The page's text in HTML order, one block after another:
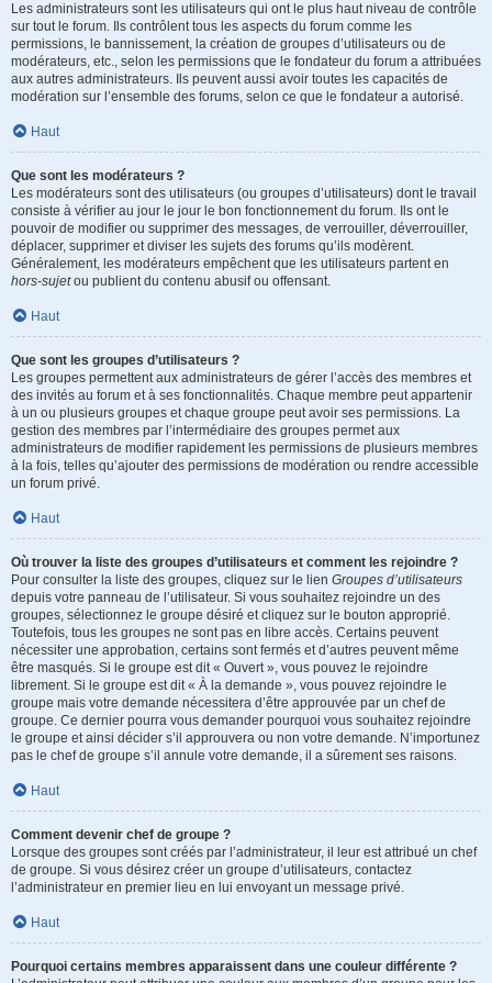
Les administrateurs sont les utilisateurs qui ont le plus haut niveau de contrôle
sur tout le forum. Ils contrôlent tous les aspects du forum comme les
permissions, le bannissement, la création de groupes d’utilisateurs ou de
modérateurs, etc., selon les permissions que le fondateur du forum a attribuées
aux autres administrateurs. Ils peuvent aussi avoir toutes les capacités de
modération sur l’ensemble des forums, selon ce que le fondateur a autorisé.
Haut
Que sont les modérateurs ?
Les modérateurs sont des utilisateurs (ou groupes d’utilisateurs) dont le travail
consiste à vérifier au jour le jour le bon fonctionnement du forum. Ils ont le
pouvoir de modifier ou supprimer des messages, de verrouiller, déverrouiller,
déplacer, supprimer et diviser les sujets des forums qu’ils modèrent.
Généralement, les modérateurs empêchent que les utilisateurs partent en
hors-sujetou publient du contenu abusif ou offensant.
Haut
Que sont les groupes d’utilisateurs ?
Les groupes permettent aux administrateurs de gérer l’accès des membres et
des invités au forum et à ses fonctionnalités. Chaque membre peut appartenir
à un ou plusieurs groupes et chaque groupe peut avoir ses permissions. La
gestion des membres par l’intermédiaire des groupes permet aux
administrateurs de modifier rapidement les permissions de plusieurs membres
à la fois, telles qu’ajouter des permissions de modération ou rendre accessible
un forum privé.
Haut
Où trouver la liste des groupes d’utilisateurs et comment les rejoindre ?
Pour consulter la liste des groupes, cliquez sur le lien Groupes d’utilisateurs
depuis votre panneau de l’utilisateur. Si vous souhaitez rejoindre un des
groupes, sélectionnez le groupe désiré et cliquez sur le bouton approprié.
Toutefois, tous les groupes ne sont pas en libre accès. Certains peuvent
nécessiter une approbation, certains sont fermés et d’autres peuvent même
être masqués. Si le groupe est dit « Ouvert », vous pouvez le rejoindre
librement. Si le groupe est dit « À la demande », vous pouvez rejoindre le
groupe mais votre demande nécessitera d’être approuvée par un chef de
groupe. Ce dernier pourra vous demander pourquoi vous souhaitez rejoindre
le groupe et ainsi décider s’il approuvera ou non votre demande. N’importunez
pas le chef de groupe s’il annule votre demande, il a sûrement ses raisons.
Haut
Comment devenir chef de groupe ?
Lorsque des groupes sont créés par l’administrateur, il leur est attribué un chef
de groupe. Si vous désirez créer un groupe d’utilisateurs, contactez
l’administrateur en premier lieu en lui envoyant un message privé.
Haut
Pourquoi certains membres apparaissent dans une couleur différente ?